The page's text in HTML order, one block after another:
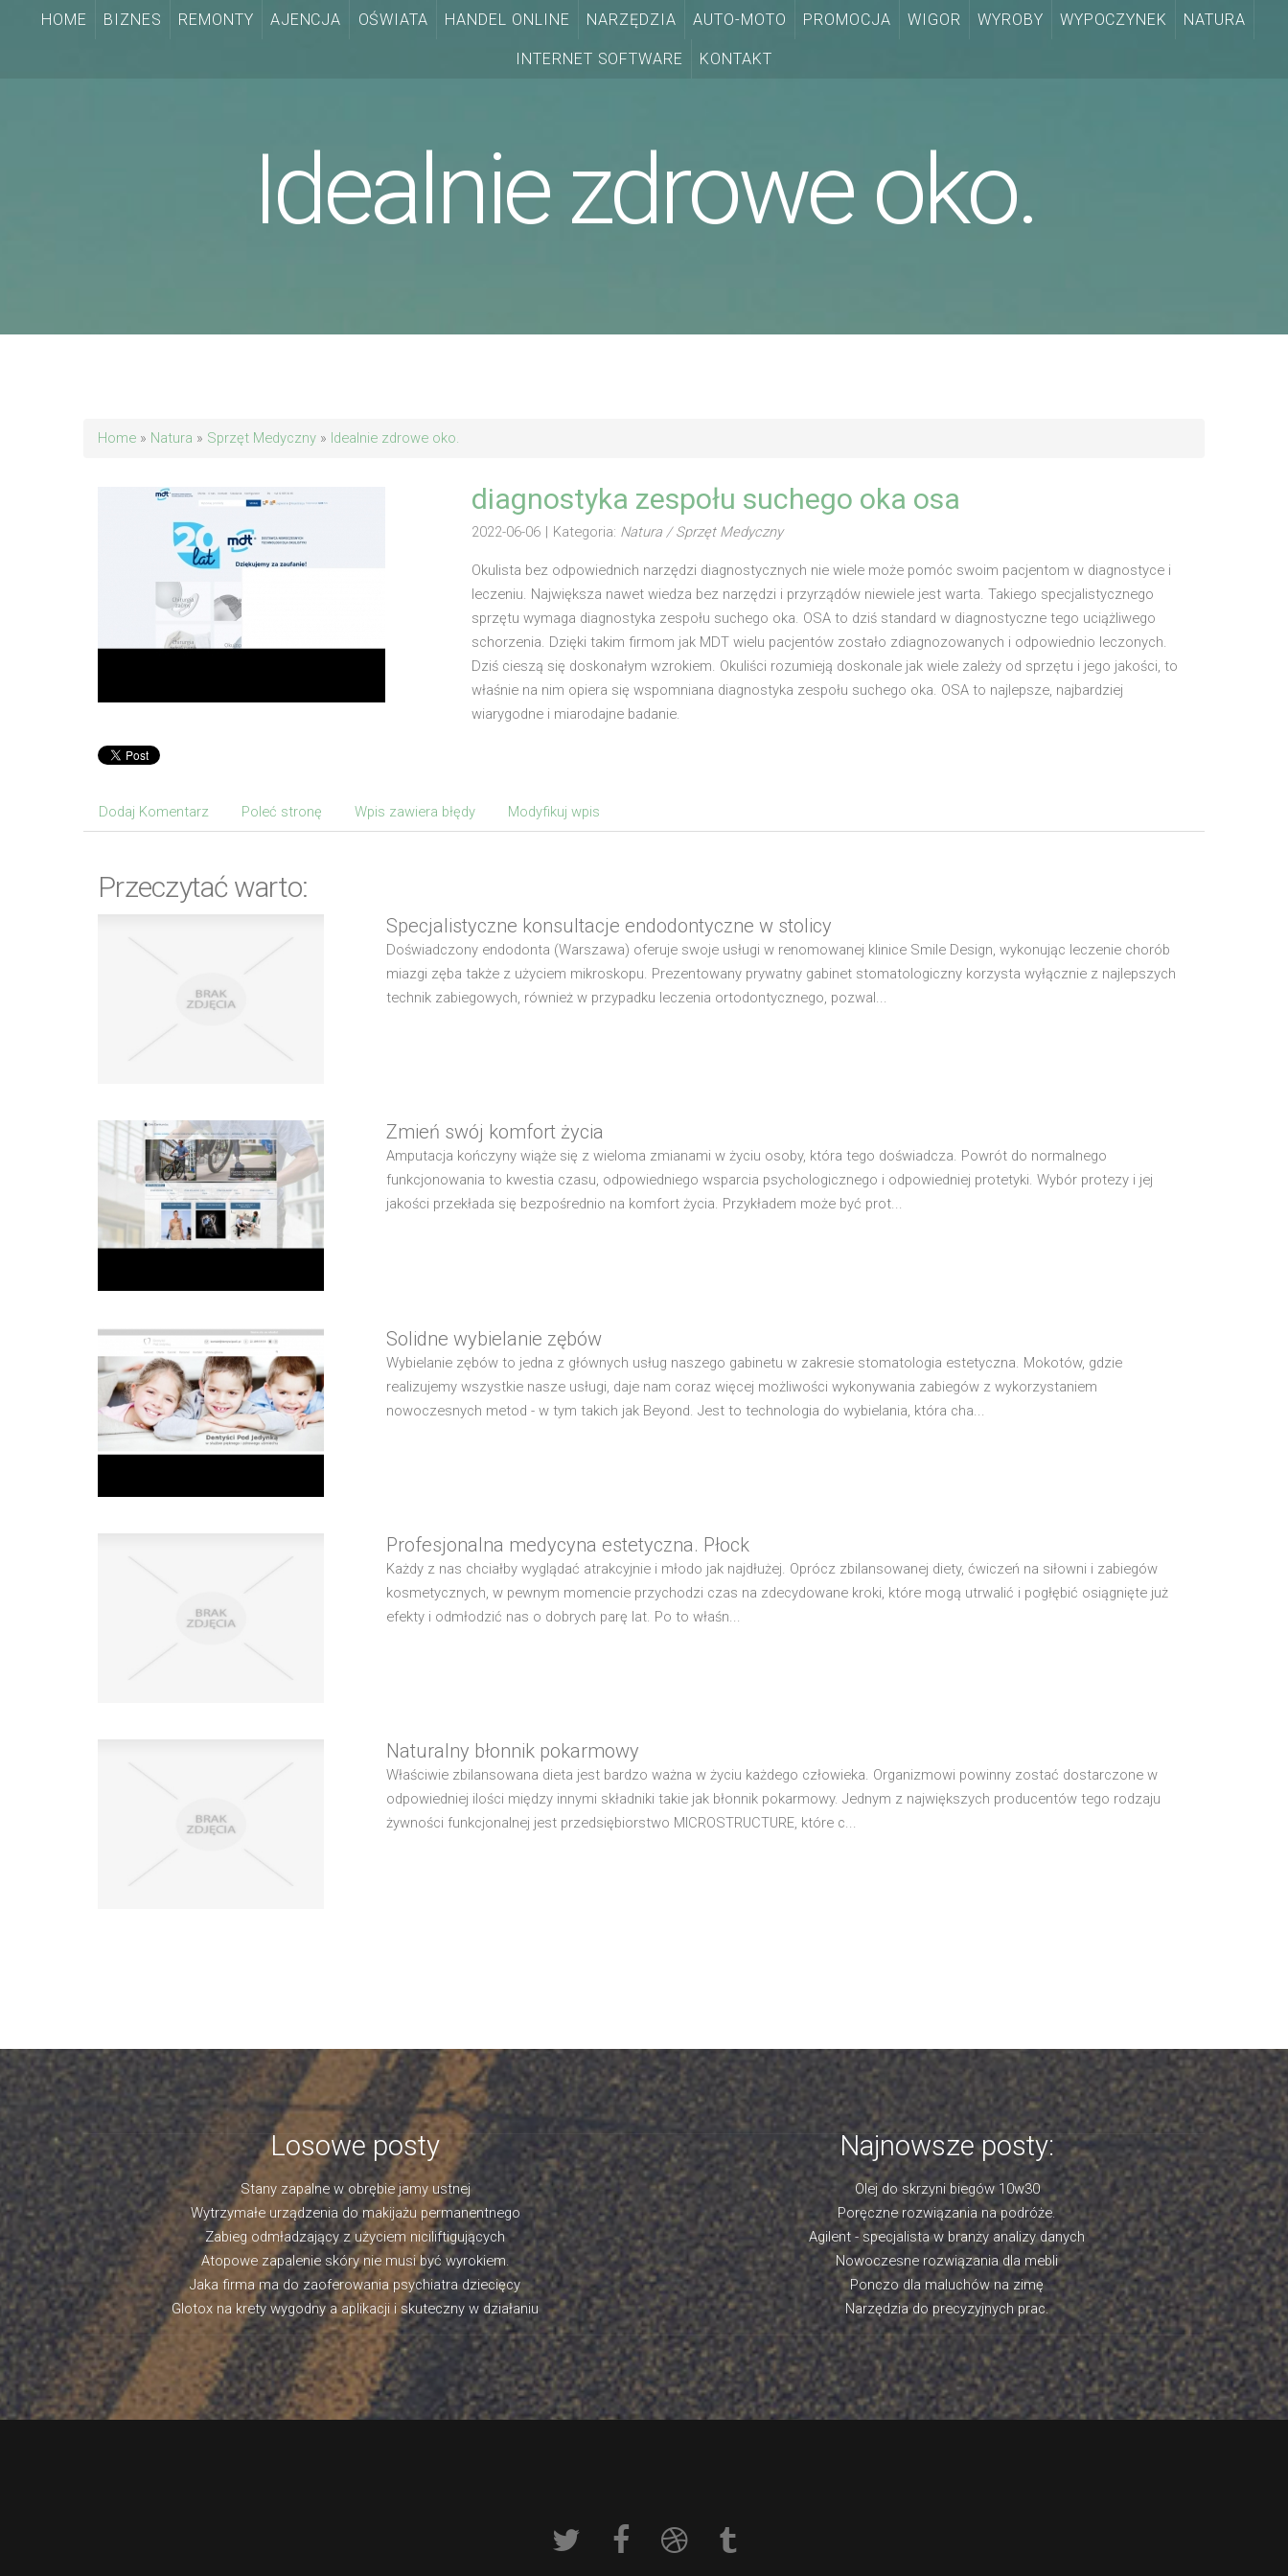
HOME BIZNES REMONTY AJENCJA OŚWIATA HANDEL ONLINE NARZĘDZIA AUTO-MOTO PROMOCJA WIGOR WYROBY WYPOCZYNEK NATURA
INTERNET SOFTWARE KONTAKT
Idealnie zdrowe oko.
Home » Natura » Sprzęt Medyczny » Idealnie zdrowe oko.
diagnostyka zespołu suchego oka osa
2022-06-06 Kategoria: Natura / Sprzęt Medyczny
Okulista bez odpowiednich narzędzi diagnostycznych nie wiele może pomóc swoim pacjentom w diagnostyce i
leczeniu. Największa nawet wiedza bez narzędzi i przyrządów niewiele jest warta. Takiego specjalistycznego
sprzętu wymaga diagnostyka zespołu suchego oka. OSA to dziś standard w diagnostyczne tego uciążliwego
schorzenia. Dzięki takim firmom jak MDT wielu pacjentów zostało zdiagnozowanych i odpowiednio leczonych.
Dziś cieszą się doskonałym wzrokiem. Okuliści rozumieją doskonale jak wiele zależy od sprzętu i jego jakości, to
właśnie na nim opiera się wspomniana diagnostyka zespołu suchego oka. OSA to najlepsze, najbardziej
wiarygodne i miarodajne badanie.
Dodaj Komentarz Poleć stronę Wpis zawiera błędy Modyfikuj wpis
Przeczytać warto:
Specjalistyczne konsultacje endodontyczne w stolicy
Doświadczony endodonta (Warszawa) oferuje swoje usługi w renomowanej klinice Smile Design, wykonując leczenie chorób
miazgi zęba także z użyciem mikroskopu. Prezentowany prywatny gabinet stomatologiczny korzysta wyłącznie z najlepszych
technik zabiegowych, również w przypadku leczenia ortodontycznego, pozwal...
Zmień swój komfort życia
Amputacja kończyny wiąże się z wieloma zmianami w życiu osoby, która tego doświadcza. Powrót do normalnego
funkcjonowania to kwestia czasu, odpowiedniego wsparcia psychologicznego i odpowiedniej protetyki. Wybór protezy i jej
jakości przekłada się bezpośrednio na komfort życia. Przykładem może być prot...
Solidne wybielanie zębów
Wybielanie zębów to jedna z głównych usług naszego gabinetu w zakresie stomatologia estetyczna. Mokotów, gdzie
realizujemy wszystkie nasze usługi, daje nam coraz więcej możliwości wykonywania zabiegów z wykorzystaniem
nowoczesnych metod - w tym takich jak Beyond. Jest to technologia do wybielania, która cha...
Profesjonalna medycyna estetyczna. Płock
Każdy z nas chciałby wyglądać atrakcyjnie i młodo jak najdłużej. Oprócz zbilansowanej diety, ćwiczeń na siłowni i zabiegów
kosmetycznych, w pewnym momencie przychodzi czas na zdecydowane kroki, które mogą utrwalić i pogłębić osiągnięte już
efekty i odmłodzić nas o dobrych parę lat. Po to właśn...
Naturalny błonnik pokarmowy
Właściwie zbilansowana dieta jest bardzo ważna w życiu każdego człowieka. Organizmowi powinny zostać dostarczone w
odpowiedniej ilości między innymi składniki takie jak błonnik pokarmowy. Jednym z największych producentów tego rodzaju
żywności funkcjonalnej jest przedsiębiorstwo MICROSTRUCTURE, które c...
Losowe posty
Stany zapalne w obrębie jamy ustnej
Wytrzymałe urządzenia do makijażu permanentnego
Zabieg odmładzający z użyciem niciliftigujących
Atopowe zapalenie skóry nie musi być wyrokiem.
Jaka firma ma do zaoferowania psychiatra dziecięcy
Glotox na krety wygodny a aplikacji i skuteczny w działaniu
Najnowsze posty:
Olej do skrzyni biegów 10w30
Poręczne rozwiązania na podróże.
Agilent - specjalista w branży analizy danych
Nowoczesne rozwiązania dla mebli
Ponczo dla maluchów na zimę
Narzędzia do precyzyjnych prac.